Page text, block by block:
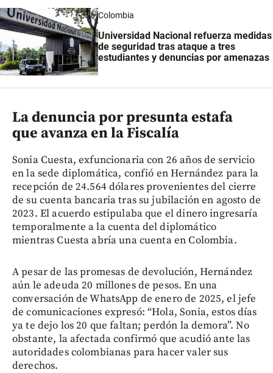
Colombia
Universidad Nacional refuerza medidas
de seguridad tras ataque a tres
estudiantes y denuncias por amenazas
La denuncia por presunta estafa
que avanza en la Fiscalía
Sonia Cuesta, exfuncionaria con 26 años de servicio
en la sede diplomática, confió en Hernández para la
recepción de 24.564 dólares provenientes del cierre
de su cuenta bancaria tras su jubilación en agosto de
2023. El acuerdo estipulaba que el dinero ingresaría
temporalmente a la cuenta del diplomático
mientras Cuesta abría una cuenta en Colombia.
A pesar de las promesas de devolución, Hernández
aún le adeuda 20 millones de pesos. En una
conversación de WhatsApp de enero de 2025, el jefe
de comunicaciones expresó: “Hola, Sonia, estos días
ya te dejo los 20 que faltan; perdón la demora”. No
obstante, la afectada confirmó que acudió ante las
autoridades colombianas para hacer valer sus
derechos.